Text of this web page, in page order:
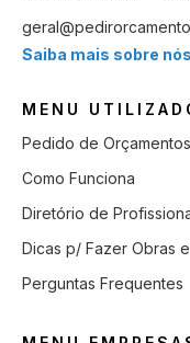
Saiba mais sobre nós
MENU
Pedido de
Como Funciona
Diretório de
Dicas p/ Fazer Obras
Perguntas Frequentes